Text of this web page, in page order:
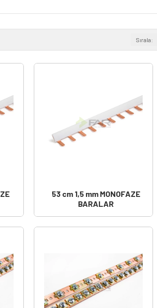
Sırala:
53 cm 1,5 mm MONOFAZE
BARALAR